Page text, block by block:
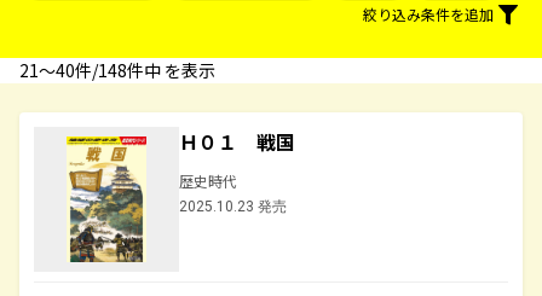
絞り込み条件を追加
21〜40件/148件中 を表示
Ｈ０１ 戦国
歴史時代
2025.10.23 発売